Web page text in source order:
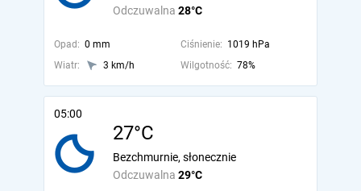
Odczuwalna 28°C
Opad: 0 mm Ciśnienie: 1019 hPa
Wiatr:
3 km/h Wilgotność: 78%
05:00
27°C
Odczuwalna 29°C
Bezchmurnie, słonecznie